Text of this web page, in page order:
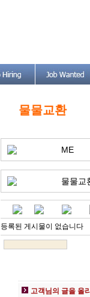
물물교환
ME
물물교
등록된 게시물이 없습니다
고객님의 글을 올